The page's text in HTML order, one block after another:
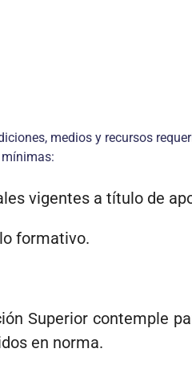
medios y recursos
vigentes a título de
formativo.
Superior contemple
en norma.